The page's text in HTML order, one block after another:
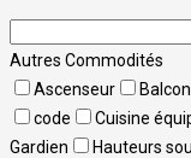
Autres Commodités
Ascenseur
Balcon
code
Cuisine
Gardien
Hauteurs